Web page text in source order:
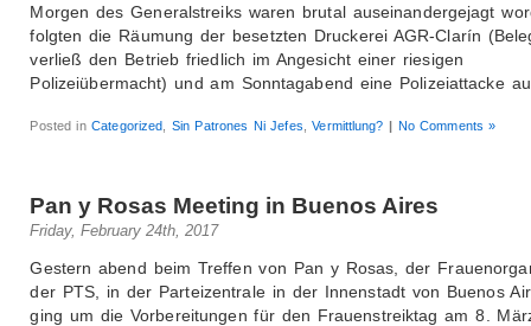
Morgen des Generalstreiks waren brutal auseinandergejagt
folgten die Räumung der besetzten Druckerei AGR-Clarín
verließ den Betrieb friedlich im Angesicht einer riesigen
Polizeiübermacht) und am Sonntagabend eine Polizeiattacke
Posted inCategorized Sin Patrones Ni Jefes ,Vermittlung? | No Comments »
Pan y Rosas Meeting in Buenos Aires
Friday, February 24th, 2017
Gestern abend beim Treffen von Pan y Rosas, der
der PTS, in der Parteizentrale in der Innenstadt von Buenos
ging um die Vorbereitungen für den Frauenstreiktag am 8.